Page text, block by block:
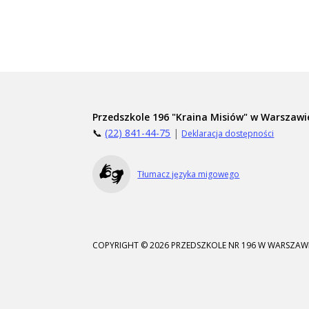
Przedszkole 196 "Kraina Misiów" w
📞(22) 841-44-75 | Deklaracja dostępności
Tłumacz języka migowego
COPYRIGHT © 2026 PRZEDSZKOLE NR 196 W